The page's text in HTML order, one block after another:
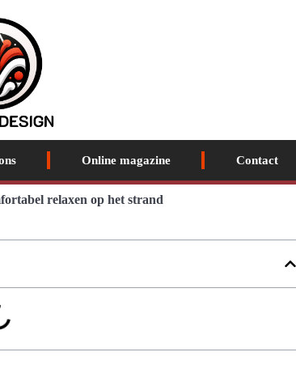
Online magazine Contact
relaxen op het strand